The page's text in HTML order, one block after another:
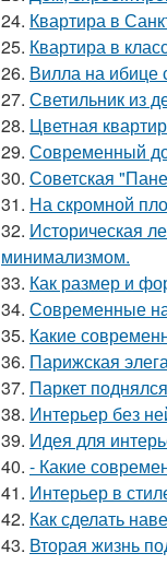
24. Квартира в
25. Квартира в
26. Вилла на ибице
27. Светильник из
28. Цветная
29. Современный
30. Советская
31. На скромной
32. Историческая
минимализмом.
33. Как размер и
34. Современные
35. Какие
36. Парижская
37. Паркет
38. Интерьер без
39. Идея для
40. - Какие
41. Интерьер в
42. Как сделать
43. Вторая жизнь